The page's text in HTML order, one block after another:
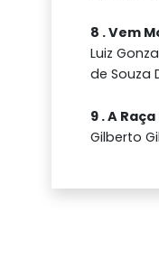
8 . Vem
Luiz
de Souza
9 . A
Gilberto Gil